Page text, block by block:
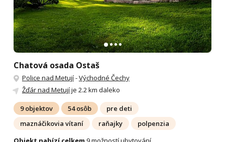
Chatová osada Ostaš
Police nad Metují-Východné Čechy
Žďár nad Metujíje 2.2 km daleko
9 objektov 54 osôb
pre deti
maznáčikovia vítaní
raňajky
polpenzia